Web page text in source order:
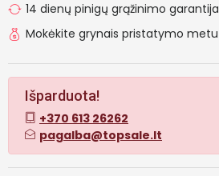
14 dienų pinigų grąžinimo garantija
Mokėkite grynais pristatymo metu
Išparduota!
+370 613 26262
pagalba@topsale.lt